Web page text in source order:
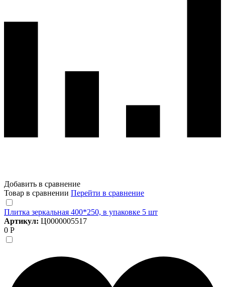
Добавить в сравнение
Товар в сравнении Перейти в сравнение
Плитка зеркальная 400*250, в упаковке 5 шт
Артикул: Ц0000005517
0 Р